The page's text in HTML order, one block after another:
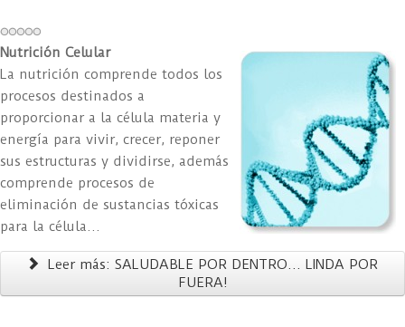
Nutrición Celular
La nutrición comprende todos los
procesos destinados a
proporcionar a la célula materia y
energía para vivir, crecer, reponer
sus estructuras y dividirse, además
comprende procesos de
eliminación de sustancias tóxicas
para la célula...
Leer más: SALUDABLE POR DENTRO... LINDA POR
FUERA!